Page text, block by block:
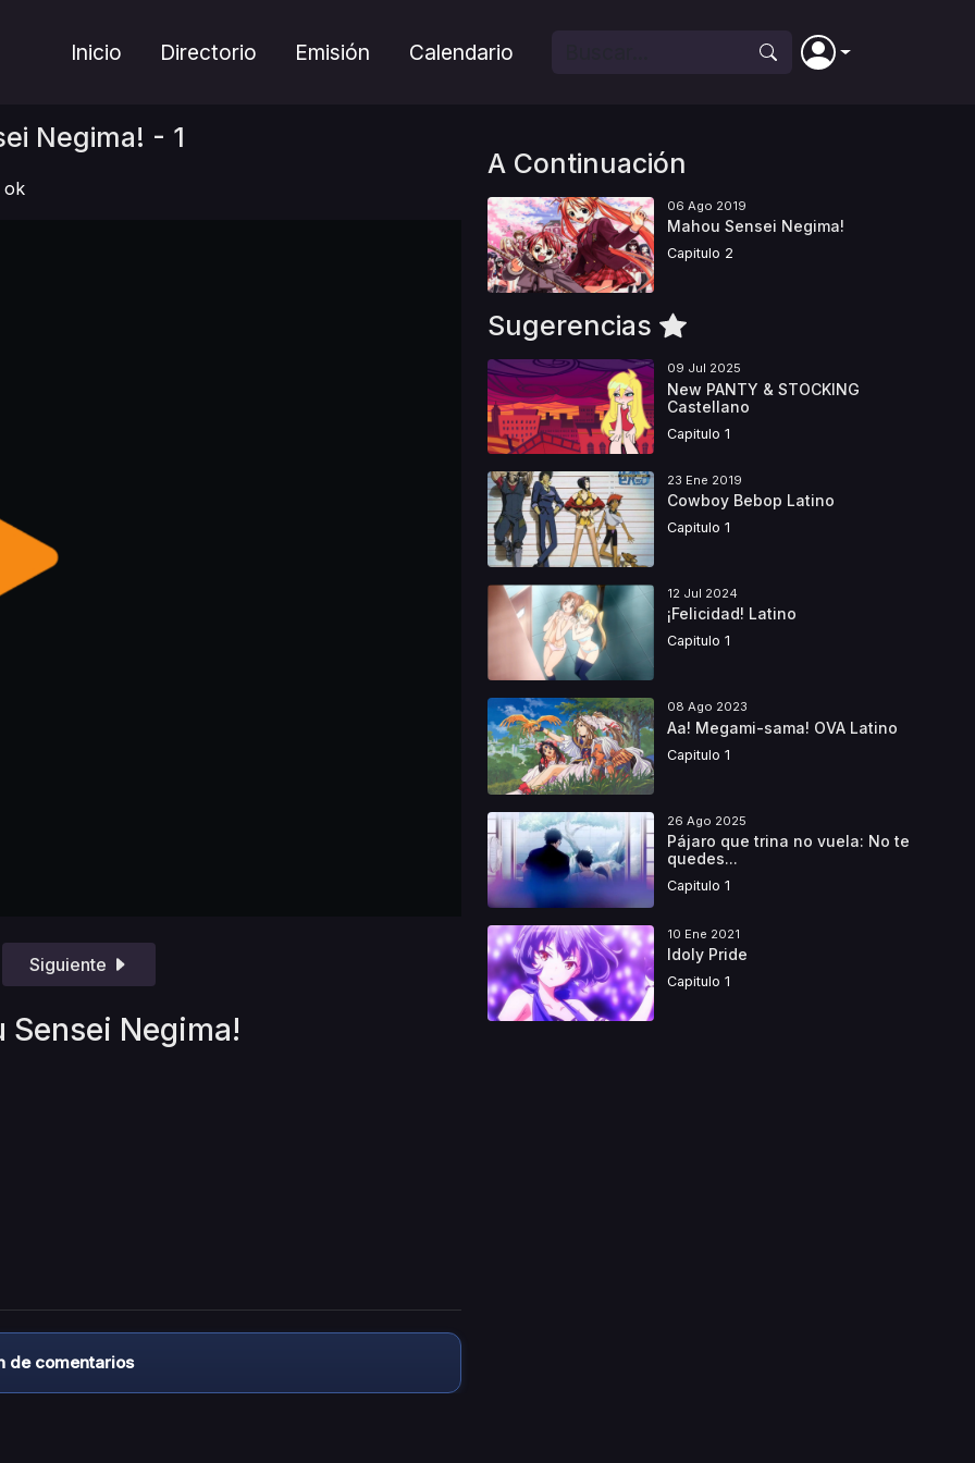
Inicio Directorio Emisión Calendario
Negima! - 1
ok
Siguiente
Sensei Negima!
de comentarios
A Continuación
06 Ago 2019
Mahou Sensei Negima!
Capitulo 2
Sugerencias
09 Jul 2025
New PANTY & STOCKING
Castellano
Capitulo 1
23 Ene 2019
Cowboy Bebop Latino
Capitulo 1
12 Jul 2024
¡Felicidad! Latino
Capitulo 1
08 Ago 2023
Aa! Megami-sama! OVA Latino
Capitulo 1
26 Ago 2025
Pájaro que trina no vuela: No te
quedes...
Capitulo 1
10 Ene 2021
Idoly Pride
Capitulo 1